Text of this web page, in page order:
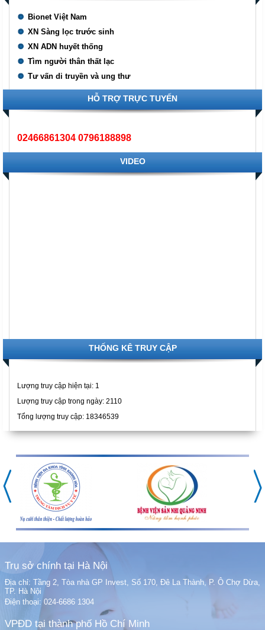
Bionet Việt Nam
XN Sàng lọc trước sinh
XN ADN huyết thống
Tìm người thân thất lạc
Tư vấn di truyền và ung thư
HỖ TRỢ TRỰC TUYẾN
02466861304 0796188898
VIDEO
THỐNG KÊ TRUY CẬP
Lượng truy cập hiện tại: 1
Lượng truy cập trong ngày: 2110
Tổng lượng truy cập: 18346539
Trụ sở chính tại Hà Nội
Địa chỉ: Tầng 2, Tòa nhà GP Invest, Số 170, Đê La Thành, P. Ô Chợ Dừa,
TP. Hà Nội
Điện thoại: 024-6686 1304
VPĐD tại thành phố Hồ Chí Minh